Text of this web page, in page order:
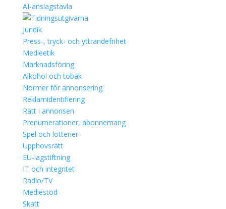
AI-anslagstavla
Juridik
Press-, tryck- och yttrandefrihet
Medieetik
Marknadsföring
Alkohol och tobak
Normer för annonsering
Reklamidentifiering
Rätt i annonsen
Prenumerationer, abonnemang
Spel och lotterier
Upphovsrätt
EU-lagstiftning
IT och integritet
Radio/TV
Mediestöd
Skatt